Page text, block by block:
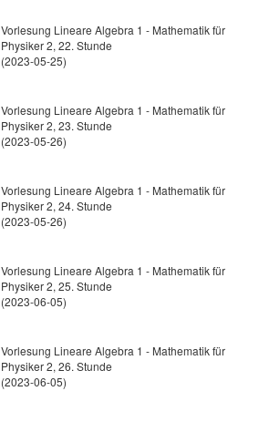
Vorlesung Lineare Algebra 1 - Mathematik für
Physiker 2, 22. Stunde
(2023-05-25)
Vorlesung Lineare Algebra 1 - Mathematik für
Physiker 2, 23. Stunde
(2023-05-26)
Vorlesung Lineare Algebra 1 - Mathematik für
Physiker 2, 24. Stunde
(2023-05-26)
Vorlesung Lineare Algebra 1 - Mathematik für
Physiker 2, 25. Stunde
(2023-06-05)
Vorlesung Lineare Algebra 1 - Mathematik für
Physiker 2, 26. Stunde
(2023-06-05)